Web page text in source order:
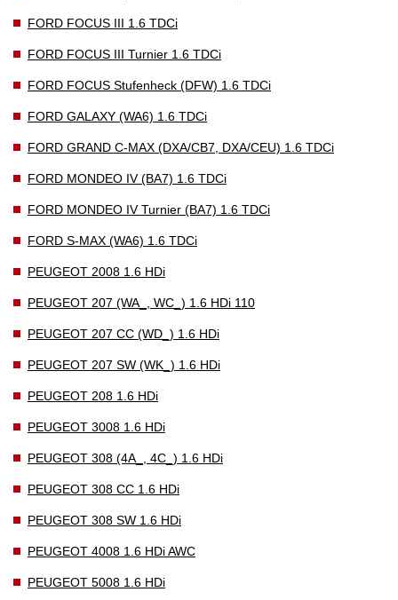
FORD FOCUS III 1.6 TDCi
FORD FOCUS III Turnier 1.6 TDCi
FORD FOCUS Stufenheck (DFW) 1.6 TDCi
FORD GALAXY (WA6) 1.6 TDCi
FORD GRAND C-MAX (DXA/CB7, DXA/CEU) 1.6 TDCi
FORD MONDEO IV (BA7) 1.6 TDCi
FORD MONDEO IV Turnier (BA7) 1.6 TDCi
FORD S-MAX (WA6) 1.6 TDCi
PEUGEOT 2008 1.6 HDi
PEUGEOT 207 (WA_, WC_) 1.6 HDi 110
PEUGEOT 207 CC (WD_) 1.6 HDi
PEUGEOT 207 SW (WK_) 1.6 HDi
PEUGEOT 208 1.6 HDi
PEUGEOT 3008 1.6 HDi
PEUGEOT 308 (4A_, 4C_) 1.6 HDi
PEUGEOT 308 CC 1.6 HDi
PEUGEOT 308 SW 1.6 HDi
PEUGEOT 4008 1.6 HDi AWC
PEUGEOT 5008 1.6 HDi